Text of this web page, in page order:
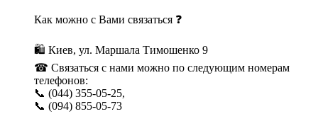
Как можно с Вами связаться ❓
🛍 Киев, ул. Маршала Тимошенко 9
☎ Связаться с нами можно по следующим номерам
телефонов:
📞 (044) 355-05-25,
📞 (094) 855-05-73